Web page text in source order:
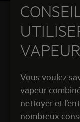
Vous voulez
vapeur
nettoyer et
nombreux